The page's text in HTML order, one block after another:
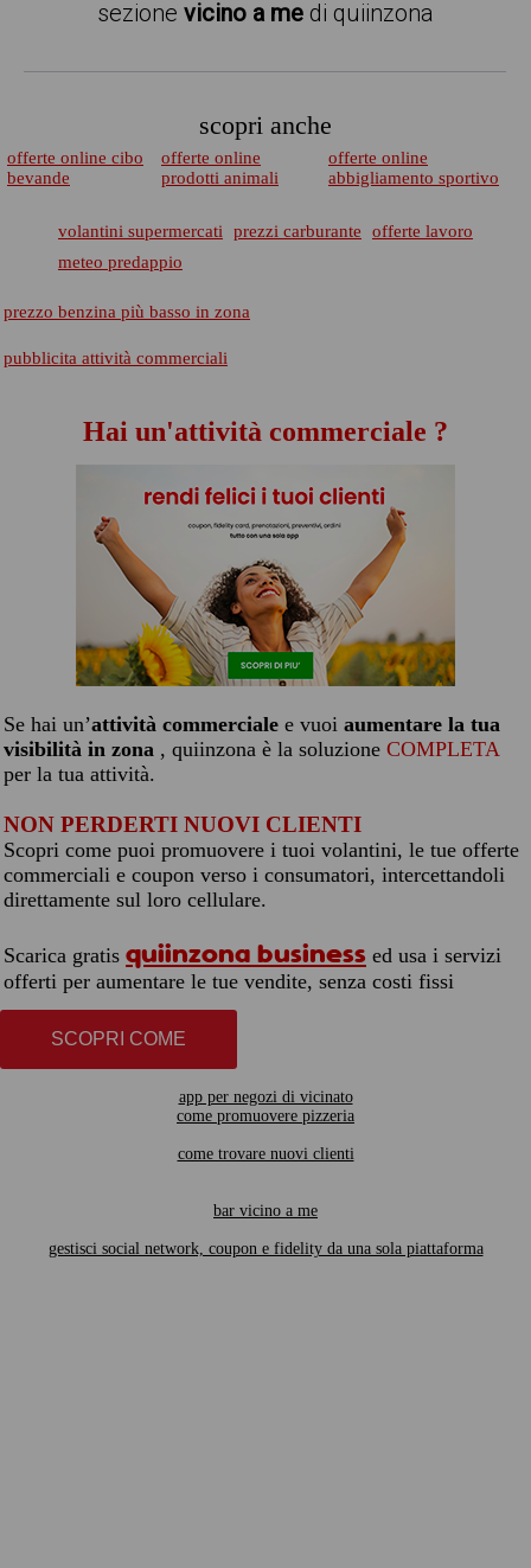
sezione vicino a medi quiinzona
scopri anche
offerte online cibo
bevande
offerte online
prodotti animali
offerte online
abbigliamento sportivo
volantini supermercati prezzi carburante
offerte lavoro
meteo predappio
prezzo benzina più basso in zona
pubblicita attività commerciali
Hai un'attività commerciale ?
Se hai un’attività commerciale e vuoi aumentare la tua
visibilità in zona , quiinzona è la soluzione COMPLETA
per la tua attività.
NON PERDERTI NUOVI CLIENTI
Scopri come puoi promuovere i tuoi volantini, le tue offerte
commerciali e coupon verso i consumatori, intercettandoli
direttamente sul loro cellulare.
Scarica gratis quiinzona business ed usa i servizi
offerti per aumentare le tue vendite, senza costi fissi
SCOPRI COME
app per negozi di vicinato
come promuovere pizzeria
come trovare nuovi clienti
bar vicino a me
gestisci social network, coupon e fidelity da una sola piattaforma